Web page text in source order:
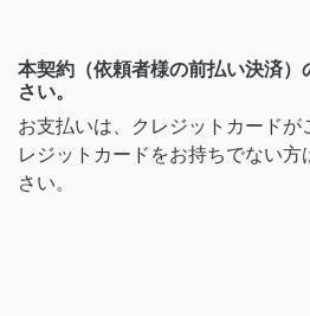
本契約（依頼者様の前払い決済）
さい。
お支払いは、クレジットカードが
レジットカードをお持ちでない
さい。